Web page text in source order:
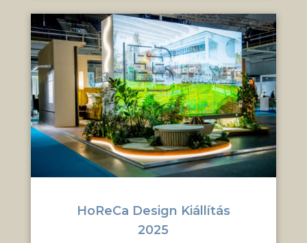
HoReCa Design Kiállítás
2025